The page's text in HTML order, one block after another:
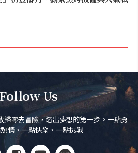
Follow Us
歸零去冒險，踏出夢想的第一步。一點勇
情，一點快樂，一點挑戰